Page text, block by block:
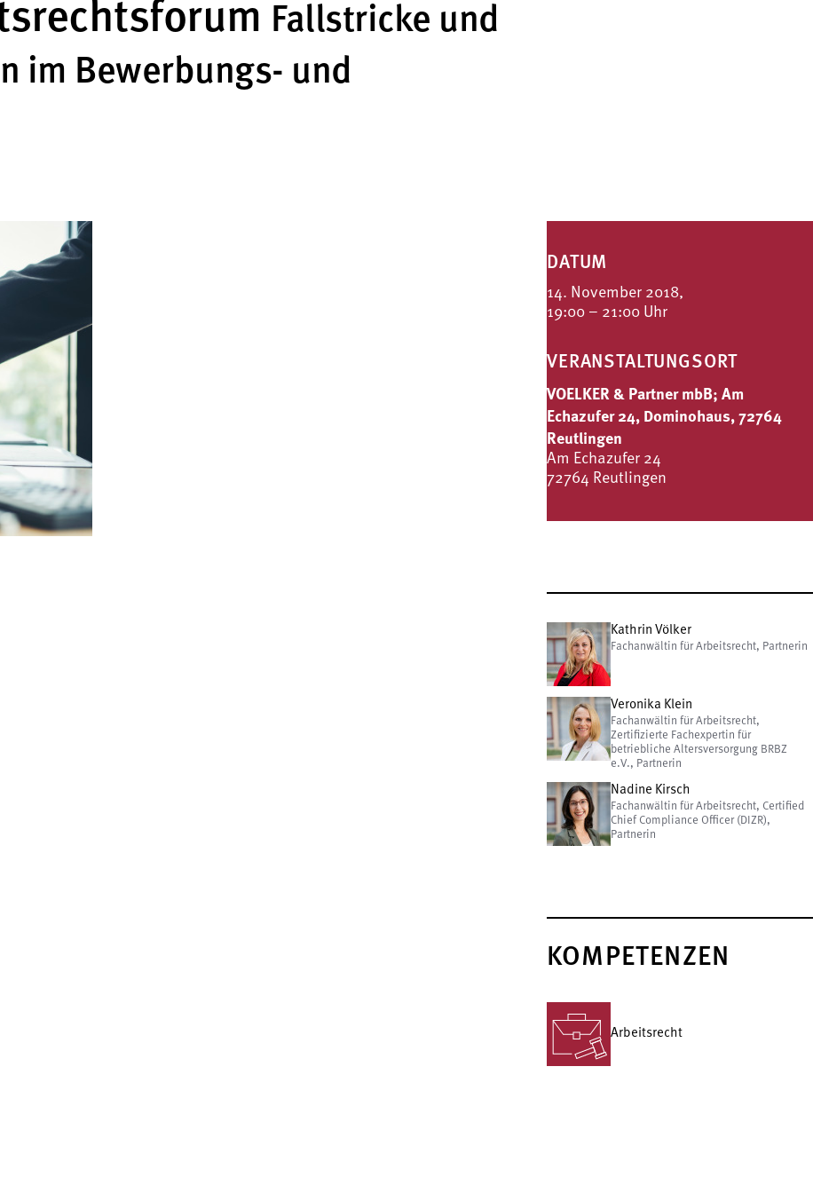
Fallstricke und
im Bewerbungs- und
DATUM
14. November 2018,
19:00 – 21:00 Uhr
VERANSTALTUNGSORT
VOELKER & Partner mbB; Am
Echazufer 24, Dominohaus, 72764
Reutlingen
Am Echazufer 24
72764 Reutlingen
Kathrin Völker
Fachanwältin für Arbeitsrecht, Partnerin
Veronika Klein
Fachanwältin für Arbeitsrecht,
Zertifizierte Fachexpertin für
betriebliche Altersversorgung BRBZ
e.V., Partnerin
Nadine Kirsch
Fachanwältin für Arbeitsrecht, Certified
Chief Compliance Officer (DIZR),
Partnerin
KOMPETENZEN
Arbeitsrecht